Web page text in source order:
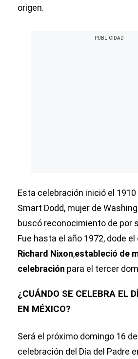
origen.
Esta celebración inició el
Smart Dodd, mujer de
buscó reconocimiento de por
Fue hasta el año 1972, dode
Richard Nixon,estableció de
celebración para el tercer
¿CUÁNDO SE CELEBRA EL
EN MÉXICO?
Será el próximo domingo 16
celebración del Día del Padre